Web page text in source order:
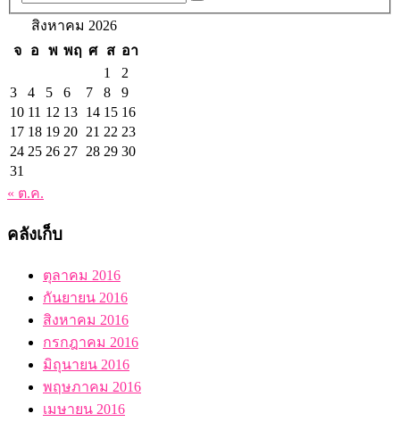
สิงหาคม 2026
จ
อ พ พฤ ศ ส อา
1
2
3
4 5 6 7 8
9
10 11 12 13 14 15 16
17 18 19 20 21 22 23
24 25 26 27 28 29 30
31
« ต.ค.
คลังเก็บ
ตุลาคม 2016
กันยายน 2016
สิงหาคม 2016
กรกฎาคม 2016
มิถุนายน 2016
พฤษภาคม 2016
เมษายน 2016